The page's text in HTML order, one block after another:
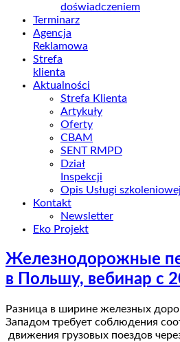
doświadczeniem
Terminarz
Agencja
Reklamowa
Strefa
klienta
Aktualności
Strefa Klienta
Artykuły
Oferty
CBAM
SENT RMPD
Dział
Inspekcji
Opis Usługi
Kontakt
Newsletter
Eko Projekt
Железнодорожные
в Польшу, вебинар с
Разница в ширине железных
Западом требует соблюдения
движения грузовых поездов